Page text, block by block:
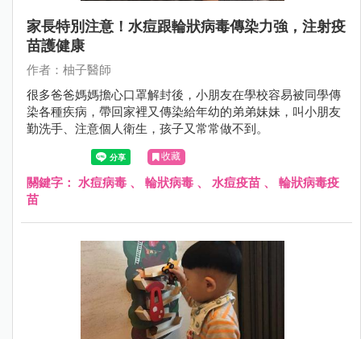
家長特別注意！水痘跟輪狀病毒傳染力強，注射疫
苗護健康
作者：柚子醫師
很多爸爸媽媽擔心口罩解封後，小朋友在學校容易被同學傳
染各種疾病，帶回家裡又傳染給年幼的弟弟妹妹，叫小朋友
勤洗手、注意個人衛生，孩子又常常做不到。
收藏
關鍵字： 水痘病毒 、 輪狀病毒 、 水痘疫苗 、 輪狀病毒疫
苗